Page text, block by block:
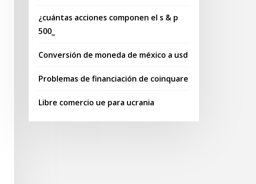
¿cuántas acciones componen el s & p
500_
Conversión de moneda de méxico a usd
Problemas de financiación de coinquare
Libre comercio ue para ucrania